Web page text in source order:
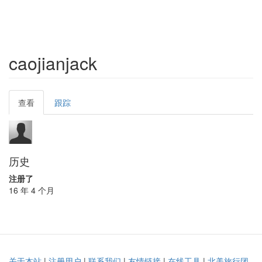
caojianjack
Primary
tabs
查看 (active
tab)
跟踪
历史
注册了
16 年 4 个月